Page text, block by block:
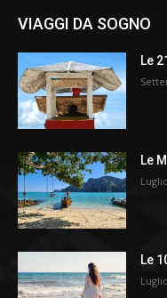
VIAGGI DA SOGNO
Le
Le
Le